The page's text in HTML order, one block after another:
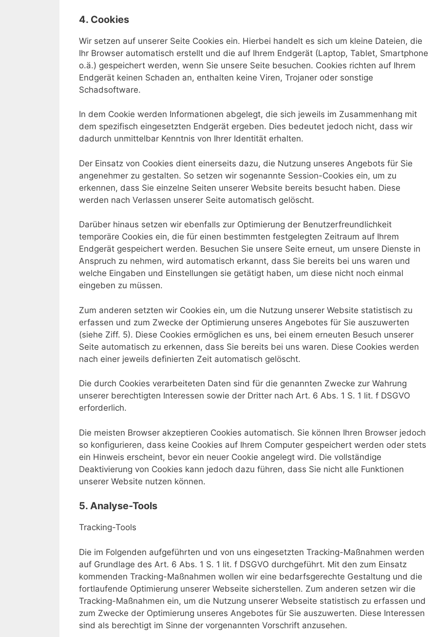
4. Cookies
Wir setzen auf unserer Seite Cookies ein. Hierbei handelt es sich um kleine Dateien, die
Ihr Browser automatisch erstellt und die auf Ihrem Endgerät (Laptop, Tablet, Smartphone
o.ä.) gespeichert werden, wenn Sie unsere Seite besuchen. Cookies richten auf Ihrem
Endgerät keinen Schaden an, enthalten keine Viren, Trojaner oder sonstige
Schadsoftware.
In dem Cookie werden Informationen abgelegt, die sich jeweils im Zusammenhang mit
dem spezifisch eingesetzten Endgerät ergeben. Dies bedeutet jedoch nicht, dass wir
dadurch unmittelbar Kenntnis von Ihrer Identität erhalten.
Der Einsatz von Cookies dient einerseits dazu, die Nutzung unseres Angebots für Sie
angenehmer zu gestalten. So setzen wir sogenannte Session-Cookies ein, um zu
erkennen, dass Sie einzelne Seiten unserer Website bereits besucht haben. Diese
werden nach Verlassen unserer Seite automatisch gelöscht.
Darüber hinaus setzen wir ebenfalls zur Optimierung der Benutzerfreundlichkeit
temporäre Cookies ein, die für einen bestimmten festgelegten Zeitraum auf Ihrem
Endgerät gespeichert werden. Besuchen Sie unsere Seite erneut, um unsere Dienste in
Anspruch zu nehmen, wird automatisch erkannt, dass Sie bereits bei uns waren und
welche Eingaben und Einstellungen sie getätigt haben, um diese nicht noch einmal
eingeben zu müssen.
Zum anderen setzten wir Cookies ein, um die Nutzung unserer Website statistisch zu
erfassen und zum Zwecke der Optimierung unseres Angebotes für Sie auszuwerten
(siehe Ziff. 5). Diese Cookies ermöglichen es uns, bei einem erneuten Besuch unserer
Seite automatisch zu erkennen, dass Sie bereits bei uns waren. Diese Cookies werden
nach einer jeweils definierten Zeit automatisch gelöscht.
Die durch Cookies verarbeiteten Daten sind für die genannten Zwecke zur Wahrung
unserer berechtigten Interessen sowie der Dritter nach Art. 6 Abs. 1 S. 1 lit. f DSGVO
erforderlich.
Die meisten Browser akzeptieren Cookies automatisch. Sie können Ihren Browser jedoch
so konfigurieren, dass keine Cookies auf Ihrem Computer gespeichert werden oder stets
ein Hinweis erscheint, bevor ein neuer Cookie angelegt wird. Die vollständige
Deaktivierung von Cookies kann jedoch dazu führen, dass Sie nicht alle Funktionen
unserer Website nutzen können.
5. Analyse-Tools
Tracking-Tools
Die im Folgenden aufgeführten und von uns eingesetzten Tracking-Maßnahmen werden
auf Grundlage des Art. 6 Abs. 1 S. 1 lit. f DSGVO durchgeführt. Mit den zum Einsatz
kommenden Tracking-Maßnahmen wollen wir eine bedarfsgerechte Gestaltung und die
fortlaufende Optimierung unserer Webseite sicherstellen. Zum anderen setzen wir die
Tracking-Maßnahmen ein, um die Nutzung unserer Webseite statistisch zu erfassen und
zum Zwecke der Optimierung unseres Angebotes für Sie auszuwerten. Diese Interessen
sind als berechtigt im Sinne der vorgenannten Vorschrift anzusehen.